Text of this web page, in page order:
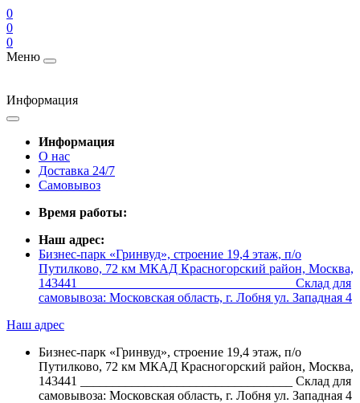
0
0
0
Меню
Информация
Информация
О нас
Доставка 24/7
Самовывоз
Время работы:
Наш адрес:
Бизнес-парк «Гринвуд», строение 19,4 этаж, п/о
Путилково, 72 км МКАД Красногорский район, Москва,
143441 _________________________________ Склад для
самовывоза: Московская область, г. Лобня ул. Западная 4
Наш адрес
Бизнес-парк «Гринвуд», строение 19,4 этаж, п/о
Путилково, 72 км МКАД Красногорский район, Москва,
143441 _________________________________ Склад для
самовывоза: Московская область, г. Лобня ул. Западная 4